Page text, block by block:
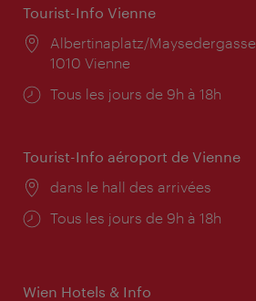
Tourist-Info Vienne
Lieu:
Albertinaplatz/Maysedergasse
1010 Vienne
Horaires
Tous les jours de 9h à 18h
Tourist-Info aéroport de Vienne
Lieu:
dans le hall des arrivées
Horaires
Tous les jours de 9h à 18h
Wien Hotels & Info